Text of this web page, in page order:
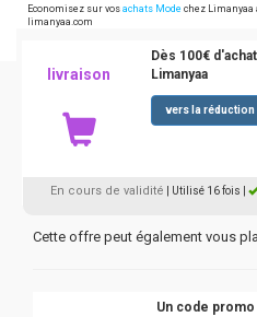
Economisez sur vos achats Mode chez
limanyaa.com
livraison
Dès 100€
Limanyaa
vers la réduction
En cours de validité | Utilisé 16 fois
Cette offre peut également vous
Un code promo